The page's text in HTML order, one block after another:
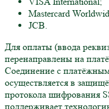
Mastercard
JCB.
Для оплаты (ввода
перенаправлены на
Соединение с
осуществляется в
протокола шифрования
поддерживает